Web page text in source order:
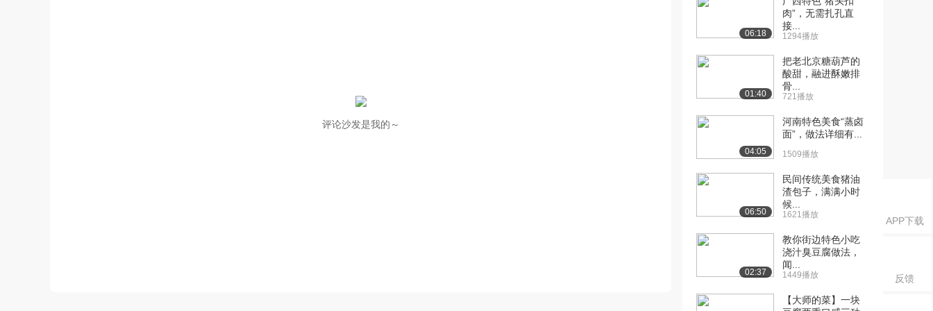
APP下载
反馈
评论沙发是我的～
06:18
肉”，无需扎孔直
接...
1294播放
01:40
把老北京糖葫芦的
酸甜，融进酥嫩排
骨...
721播放
04:05
河南特色美食“蒸卤
面”，做法详细有...
1509播放
06:50
民间传统美食猪油
渣包子，满满小时
候...
1621播放
02:37
教你街边特色小吃
浇汁臭豆腐做法，
闻...
1449播放
【大师的菜】一块